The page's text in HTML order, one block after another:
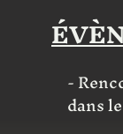
-
dans